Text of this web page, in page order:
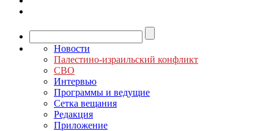
Новости
Палестино-израильский конфликт
СВО
Интервью
Программы и ведущие
Сетка вещания
Редакция
Приложение